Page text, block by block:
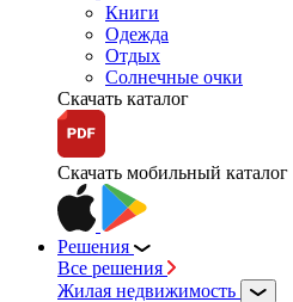
Книги
Одежда
Отдых
Солнечные очки
Скачать каталог
Скачать мобильный каталог
Решения
Все решения
Жилая недвижимость